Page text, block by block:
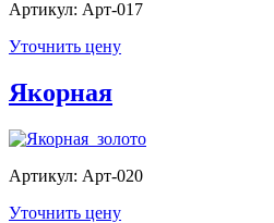
Артикул: Арт-017
Уточнить цену
Якорная
Артикул: Арт-020
Уточнить цену